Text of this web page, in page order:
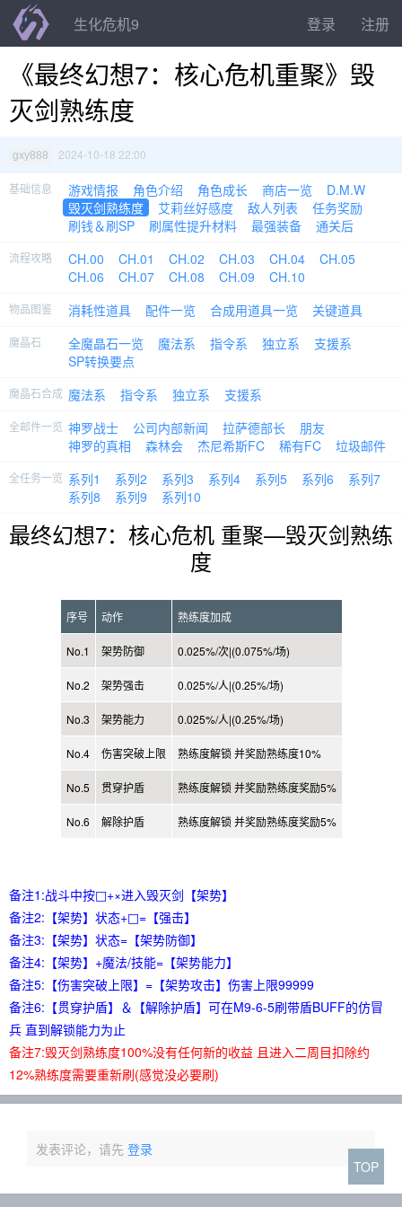
登录 注册
生化危机9
《最终幻想7：核心危机重聚》毁
灭剑熟练度
gxy888 2024-10-18 22:00
基础信息 游戏情报 角色介绍 角色成长 商店一览
D.M.W
毁灭剑熟练度
艾莉丝好感度 敌人列表
任务奖励
刷钱＆刷SP
刷属性提升材料 最强装备 通关后
流程攻略 CH.00 CH.01 CH.02 CH.03 CH.04
CH.05
CH.06
CH.07 CH.08 CH.09 CH.10
物品图鉴 消耗性道具 配件一览 合成用道具一览 关键道具
魔晶石 全魔晶石一览 魔法系 指令系 独立系
支援系
SP转换要点
魔晶石合成 魔法系 指令系 独立系 支援系
全邮件一览 神罗战士 公司内部新闻 拉萨德部长
朋友
神罗的真相
森林会 杰尼希斯FC 稀有FC 垃圾邮件
全任务一览 系列1 系列2 系列3 系列4 系列5 系列6
系列7
系列8
系列9 系列10
最终幻想7：核心危机 重聚—毁灭剑熟练
度
序号 动作 熟练度加成
No.1 架势防御 0.025%/次|(0.075%/场)
No.2 架势强击 0.025%/人|(0.25%/场)
No.3 架势能力 0.025%/人|(0.25%/场)
No.4 伤害突破上限 熟练度解锁 并奖励熟练度10%
No.5 贯穿护盾 熟练度解锁 并奖励熟练度奖励5%
No.6 解除护盾 熟练度解锁 并奖励熟练度奖励5%
备注1:战斗中按□+×进入毁灭剑【架势】
备注2:【架势】状态+□=【强击】
备注3:【架势】状态=【架势防御】
备注4:【架势】+魔法/技能=【架势能力】
备注5:【伤害突破上限】=【架势攻击】伤害上限99999
备注6:【贯穿护盾】＆【解除护盾】可在M9-6-5刷带盾BUFF的仿冒
兵 直到解锁能力为止
备注7:毁灭剑熟练度100%没有任何新的收益 且进入二周目扣除约
12%熟练度需要重新刷(感觉没必要刷)
发表评论，请先 登录
TOP